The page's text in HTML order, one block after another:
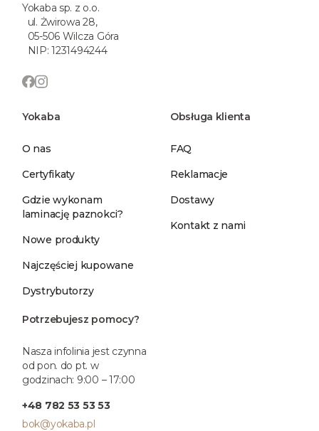
Yokaba sp. z o.o.
ul. Żwirowa 28,
05-506 Wilcza Góra
NIP: 1231494244
Yokaba
O nas
Certyfikaty
Gdzie wykonam
laminację paznokci?
Nowe produkty
Najczęściej kupowane
Dystrybutorzy
Obsługa klienta
FAQ
Reklamacje
Dostawy
Kontakt z nami
Potrzebujesz pomocy?
Nasza infolinia jest czynna
od pon. do pt. w
godzinach: 9:00 – 17:00
+48 782 53 53 53
bok@yokaba.pl